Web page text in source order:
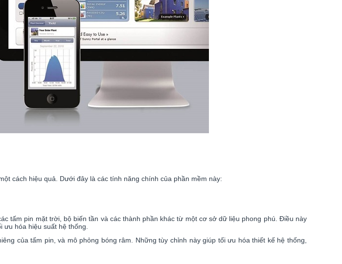
cách hiệu quả. Dưới đây là các tính năng chính của phần mềm này:
tấm pin mặt trời, bộ biến tần và các thành phần khác từ một cơ sở dữ liệu phong phú. Điều này
hóa hiệu suất hệ thống.
của tấm pin, và mô phỏng bóng râm. Những tùy chỉnh này giúp tối ưu hóa thiết kế hệ thống,